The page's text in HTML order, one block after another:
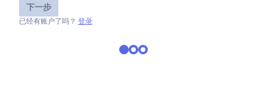
下一步
已经有账户了吗？ 登录